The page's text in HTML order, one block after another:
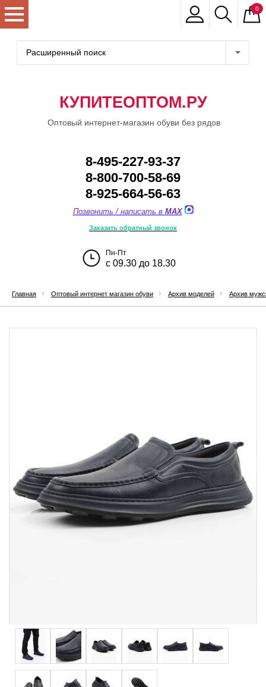
0
Расширенный поиск
КУПИТЕОПТОМ.РУ
Оптовый интернет-магазин обуви без рядов
8-495-227-93-37
8-800-700-58-69
8-925-664-56-63
Позвонить / написать в MAX
Заказать обратный звонок
Пн-Пт
с 09.30 до 18.30
Главная Оптовый интернет магазин обуви Архив моделей Архив